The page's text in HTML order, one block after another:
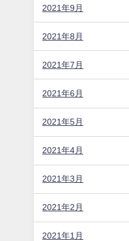
2021年9月
2021年8月
2021年7月
2021年6月
2021年5月
2021年4月
2021年3月
2021年2月
2021年1月